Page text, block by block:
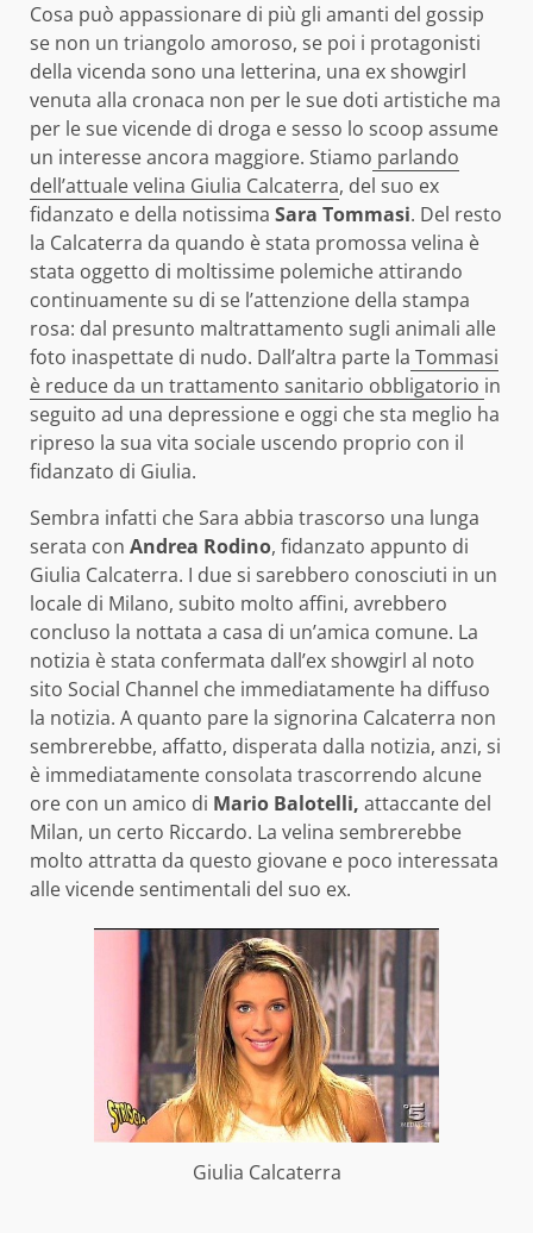
Cosa può appassionare di più gli amanti del gossip
se non un triangolo amoroso, se poi i protagonisti
della vicenda sono una letterina, una ex showgirl
venuta alla cronaca non per le sue doti artistiche ma
per le sue vicende di droga e sesso lo scoop assume
un interesse ancora maggiore. Stiamo parlando
dell’attuale velina Giulia Calcaterra, del suo ex
fidanzato e della notissima Sara Tommasi. Del resto
la Calcaterra da quando è stata promossa velina è
stata oggetto di moltissime polemiche attirando
continuamente su di se l’attenzione della stampa
rosa: dal presunto maltrattamento sugli animali alle
foto inaspettate di nudo. Dall’altra parte la Tommasi
è reduce da un trattamento sanitario obbligatorio in
seguito ad una depressione e oggi che sta meglio ha
ripreso la sua vita sociale uscendo proprio con il
fidanzato di Giulia.
Sembra infatti che Sara abbia trascorso una lunga
serata con Andrea Rodino, fidanzato appunto di
Giulia Calcaterra. I due si sarebbero conosciuti in un
locale di Milano, subito molto affini, avrebbero
concluso la nottata a casa di un’amica comune. La
notizia è stata confermata dall’ex showgirl al noto
sito Social Channel che immediatamente ha diffuso
la notizia. A quanto pare la signorina Calcaterra non
sembrerebbe, affatto, disperata dalla notizia, anzi, si
è immediatamente consolata trascorrendo alcune
ore con un amico di Mario Balotelli, attaccante del
Milan, un certo Riccardo. La velina sembrerebbe
molto attratta da questo giovane e poco interessata
alle vicende sentimentali del suo ex.
Giulia Calcaterra